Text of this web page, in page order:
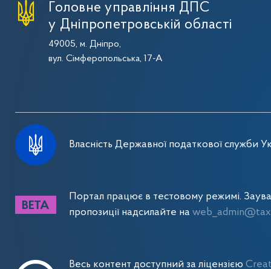
Головне управління ДПС
у Дніпропетровській області
49005, м. Дніпро,
вул. Сімферопольська, 17-А
Власність Державної податкової служби
Портал працює в тестовому режимі.
пропозиції надсилайте на
Весь контент доступний за ліцензією